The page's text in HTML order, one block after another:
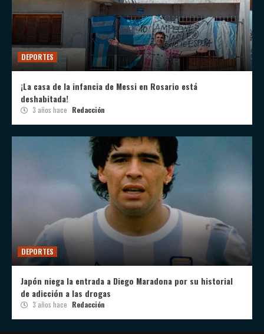
DEPORTES
¡La casa de la infancia de Messi en Rosario está
deshabitada!
3 años hace Redacción
DEPORTES
Japón niega la entrada a Diego Maradona por su historial
de adicción a las drogas
3 años hace Redacción